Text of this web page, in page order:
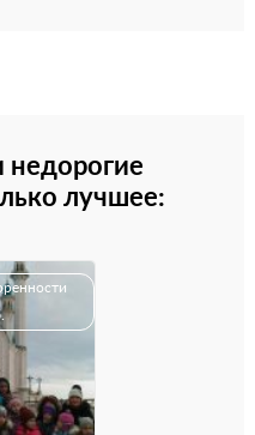
недорогие
лучшее: